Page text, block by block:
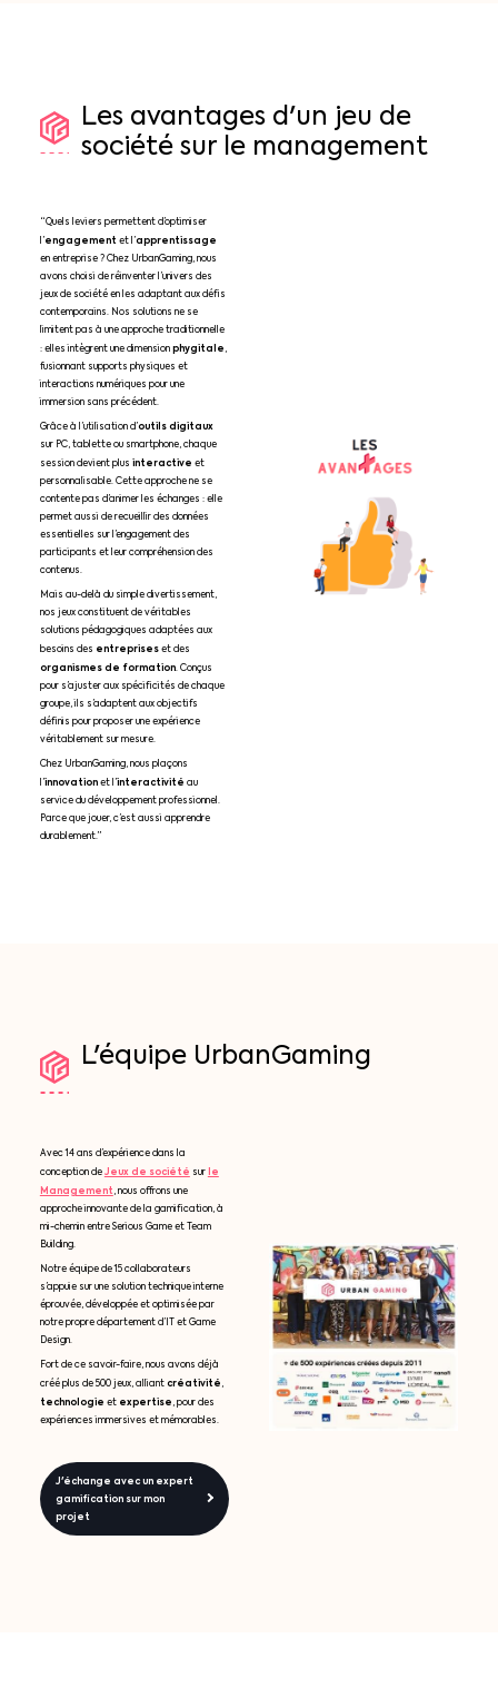
Les avantages d'un jeu de
société sur le management
“Quels leviers permettent d’optimiser
l’engagementet l’apprentissage
en entreprise ? Chez UrbanGaming, nous
avons choisi de réinventer l’univers des
jeux de société en les adaptant aux défis
contemporains. Nos solutions ne se
limitent pas à une approche traditionnelle
: elles intègrent une dimensionphygitale,
fusionnant supports physiques et
interactions numériques pour une
immersion sans précédent.
Grâce à l’utilisation d’outils digitaux
sur PC, tablette ou smartphone, chaque
session devient plus interactive et
personnalisable. Cette approche ne se
contente pas d’animer les échanges : elle
permet aussi de recueillir des données
essentielles sur l’engagement des
participants et leur compréhension des
contenus.
Mais au-delà du simple divertissement,
nos jeux constituent de véritables
solutions pédagogiques adaptées aux
besoins des entrepriseset des
organismes de formation. Conçus
pour s’ajuster aux spécificités de chaque
groupe, ils s’adaptent aux objectifs
définis pour proposer une expérience
véritablement sur mesure.
Chez UrbanGaming, nous plaçons
l’innovationet l’interactivité au
service du développement professionnel.
Parce que jouer, c’est aussi apprendre
durablement.”
L'équipe UrbanGaming
Avec 14 ans d’expérience dans la
conception deJeux de société sur le
Management, nous offrons une
approche innovante de la gamification, à
mi-chemin entre Serious Game et Team
Building.
Notre équipe de 15 collaborateurs
s’appuie sur une solution technique interne
éprouvée, développée et optimisée par
notre propre département d’IT et Game
Design.
Fort de ce savoir-faire, nous avons déjà
créé plus de 500 jeux, alliantcréativité,
technologie et expertise, pour des
expériences immersives et mémorables.
J'échange avec un expert
gamification sur mon
projet